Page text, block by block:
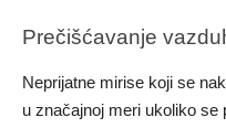
Prečišćavanje
Neprijatne mirise koji se
u značajnoj meri ukoliko se